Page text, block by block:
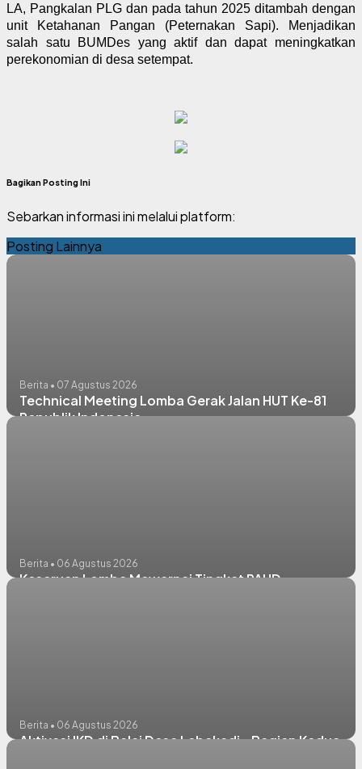
LA, Pangkalan PLG dan pada tahun 2025 ditambah dengan
unit Ketahanan Pangan (Peternakan Sapi). Menjadikan
salah satu BUMDes yang aktif dan dapat meningkatkan
perekonomian di desa setempat.
Bagikan Posting Ini
Sebarkan informasi ini melalui platform:
Posting Lainnya
Berita • 07 Agustus 2026
Technical Meeting Lomba Gerak Jalan HUT Ke-81
Republik Indonesia
Berita • 06 Agustus 2026
Keseruan Lomba Mewarnai Tingkat PAUD
Berita • 06 Agustus 2026
Aktivasi IKD di Balai Desa Lebakadi - Bagian Kedua